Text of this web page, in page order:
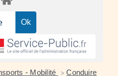
- Mobilité > Conduire